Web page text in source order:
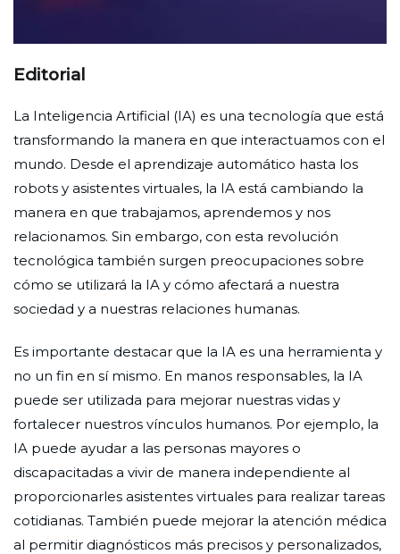
Editorial
La Inteligencia Artificial (IA) es una tecnología que está
transformando la manera en que interactuamos con el
mundo. Desde el aprendizaje automático hasta los
robots y asistentes virtuales, la IA está cambiando la
manera en que trabajamos, aprendemos y nos
relacionamos. Sin embargo, con esta revolución
tecnológica también surgen preocupaciones sobre
cómo se utilizará la IA y cómo afectará a nuestra
sociedad y a nuestras relaciones humanas.
Es importante destacar que la IA es una herramienta y
no un fin en sí mismo. En manos responsables, la IA
puede ser utilizada para mejorar nuestras vidas y
fortalecer nuestros vínculos humanos. Por ejemplo, la
IA puede ayudar a las personas mayores o
discapacitadas a vivir de manera independiente al
proporcionarles asistentes virtuales para realizar tareas
cotidianas. También puede mejorar la atención médica
al permitir diagnósticos más precisos y personalizados,